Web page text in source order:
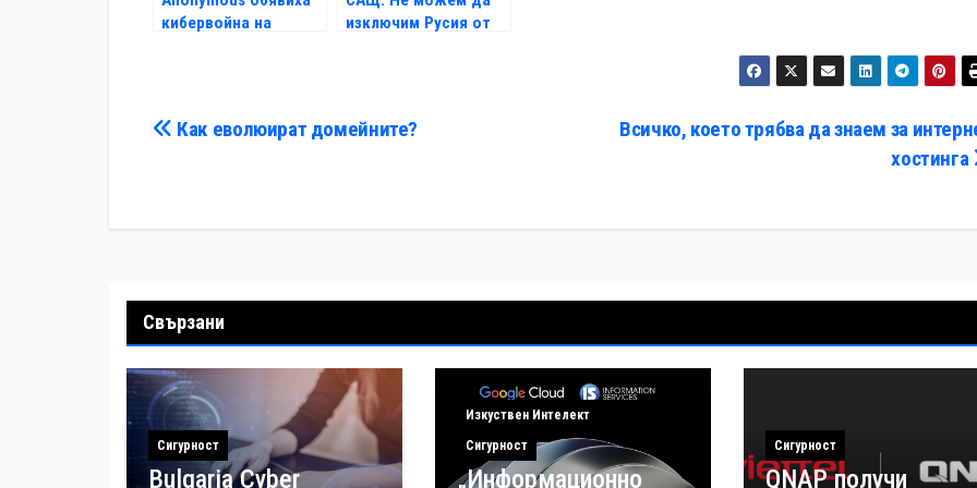
кибервойна на
изключим Русия от
Навигация
Всичко, което трябва да знаем за
хостинга
Как еволюират домейните?
Свързани
Сигурност
Bulgaria Cyber
Изкуствен Интелект
Сигурност
„Информационно
Сигурност
QNAP получи